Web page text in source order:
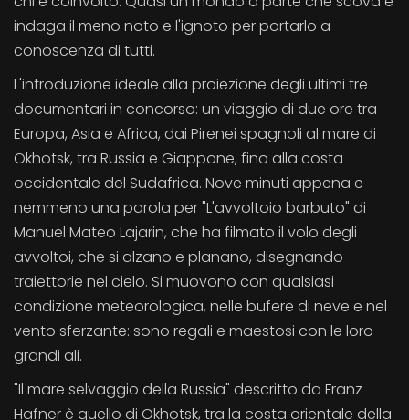
indaga il meno noto e l'ignoto per portarlo a
conoscenza di tutti.
L'introduzione ideale alla proiezione degli ultimi tre
documentari in concorso: un viaggio di due ore tra
Europa, Asia e Africa, dai Pirenei spagnoli al mare di
Okhotsk, tra Russia e Giappone, fino alla costa
occidentale del Sudafrica. Nove minuti appena e
nemmeno una parola per "L'avvoltoio barbuto" di
Manuel Mateo Lajarin, che ha filmato il volo degli
avvoltoi, che si alzano e planano, disegnando
traiettorie nel cielo. Si muovono con qualsiasi
condizione meteorologica, nelle bufere di neve e nel
vento sferzante: sono regali e maestosi con le loro
grandi ali.
"Il mare selvaggio della Russia" descritto da Franz
Hafner è quello di Okhotsk, tra la costa orientale della